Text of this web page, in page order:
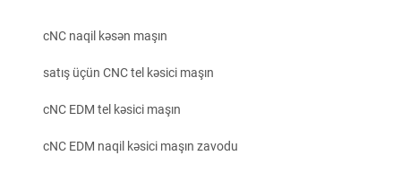
cNC naqil kəsən maşın
satış üçün CNC tel kəsici maşın
cNC EDM tel kəsici maşın
cNC EDM naqil kəsici maşın zavodu